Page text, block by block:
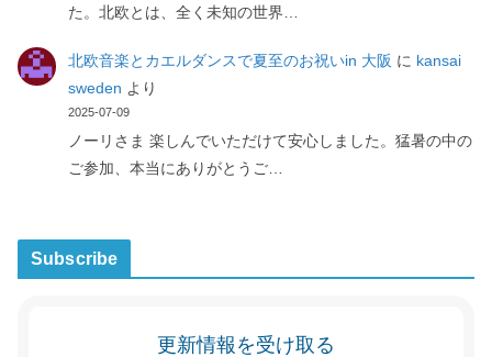
た。北欧とは、全く未知の世界…
北欧音楽とカエルダンスで夏至のお祝いin 大阪 に kansai
sweden より
2025-07-09
ノーリさま 楽しんでいただけて安心しました。猛暑の中の
ご参加、本当にありがとうご…
Subscribe
更新情報を受け取る